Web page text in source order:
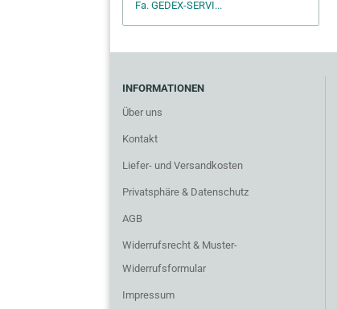
Fa. GEDEX-SERVI...
INFORMATIONEN
Über uns
Kontakt
Liefer- und Versandkosten
Privatsphäre & Datenschutz
AGB
Widerrufsrecht & Muster-
Widerrufsformular
Impressum